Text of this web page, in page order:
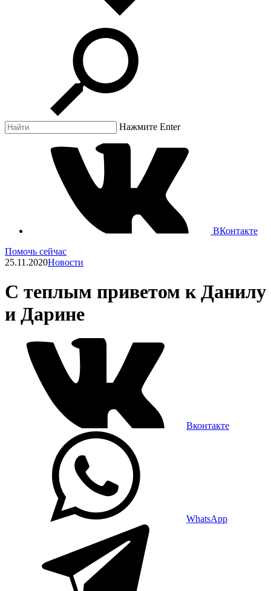
Нажмите Enter
ВКонтакте
Помочь сейчас
25.11.2020Новости
С теплым приветом к Данилу
и Дарине
Вконтакте
WhatsApp